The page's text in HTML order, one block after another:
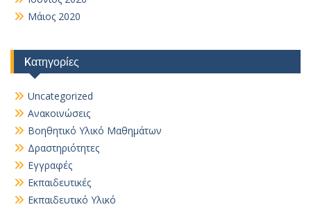
Μάιος 2020
Kατηγορίες
Uncategorized
Ανακοινώσεις
Βοηθητικό Yλικό Mαθημάτων
Δραστηριότητες
Εγγραφές
Εκπαιδευτικές
Εκπαιδευτικό Υλικό